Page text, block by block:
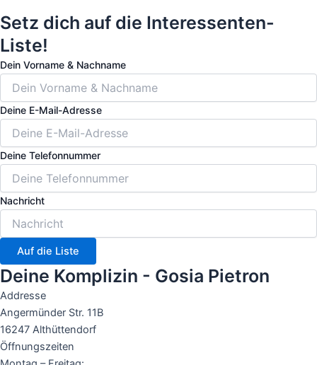
Setz dich auf die Interessenten-
Liste!
Dein Vorname & Nachname
Deine E-Mail-Adresse
Deine Telefonnummer
Nachricht
Auf die Liste
Deine Komplizin - Gosia Pietron
Addresse
Angermünder Str. 11B
16247 Althüttendorf
Öffnungszeiten